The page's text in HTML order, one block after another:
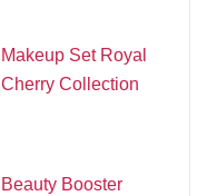
Makeup Set Royal
Cherry Collection
Beauty Booster